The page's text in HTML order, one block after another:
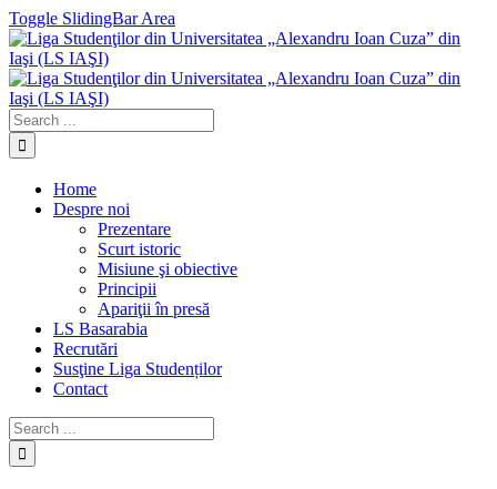
Toggle SlidingBar Area
Home
Despre noi
Prezentare
Scurt istoric
Misiune şi obiective
Principii
Apariţii în presă
LS Basarabia
Recrutări
Susţine Liga Studenților
Contact